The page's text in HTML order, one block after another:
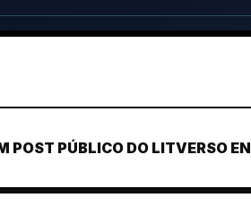
POST PÚBLICO DO LITVERSO